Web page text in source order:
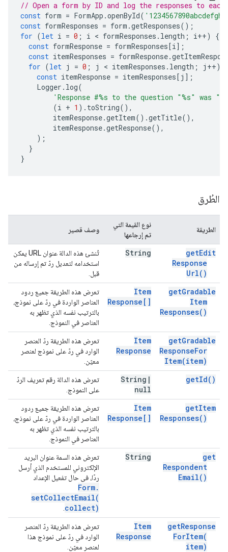
// Open a form by ID and log the responses to
const form = FormApp .openById(
const formResponses = form .getResponses();
for (let i = 0 ; i < formResponses . length ; i++)
{
const formResponse = formResponses[i];
const itemResponses = formResponse.
for (let j = 0 ; j < itemResponses . length ; j ++)
const itemResponse = itemResponses[ j ];
Logger . log(
'Response #%s to the question "%s" was
(i + 1 ). toString(),
itemResponse.getItem().getTitle(),
itemResponse.getResponse(),
);
}
}
الطُرق
الطريقة
نوع القيمة التي
تم إرجاعها
وصف قصير
getEdit
Response
Url( )
String
تُنشئ هذه الدالة عنوان URL يمكن
استخدامه لتعديل ردّ تم إرساله من
قبل.
getGradable
Item
Responses( )
Item
Response[]
تعرض هذه الطريقة جميع ردود
العناصر الواردة في ردّ على نموذج،
بالترتيب نفسه الذي تظهر به
العناصر في النموذج.
getGradable
ResponseFor
Item(item)
Item
Response
تعرض هذه الطريقة ردّ العنصر
الوارد في ردّ على نموذج لعنصر
معيّن.
getId( )
String |
null
تعرض هذه الدالة رقم تعريف الردّ
على النموذج.
getItem
Responses( )
Item
Response[]
تعرض هذه الطريقة جميع ردود
العناصر الواردة في ردّ على نموذج،
بالترتيب نفسه الذي تظهر به
العناصر في النموذج.
get
Respondent
Email( )
String
تعرض هذه السمة عنوان البريد
الإلكتروني للمستخدم الذي أرسل
ردًا، في حال تفعيل الإعداد
Form.
setCollectEmail(
collect)
getResponse
ForItem(
item)
Item
Response
تعرض هذه الطريقة ردّ العنصر
الوارد في ردّ على نموذج هذا
لعنصر معيّن.